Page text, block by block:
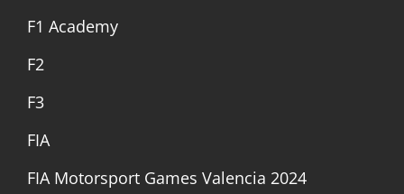
F1 Academy
F2
F3
FIA
FIA Motorsport Games Valencia 2024